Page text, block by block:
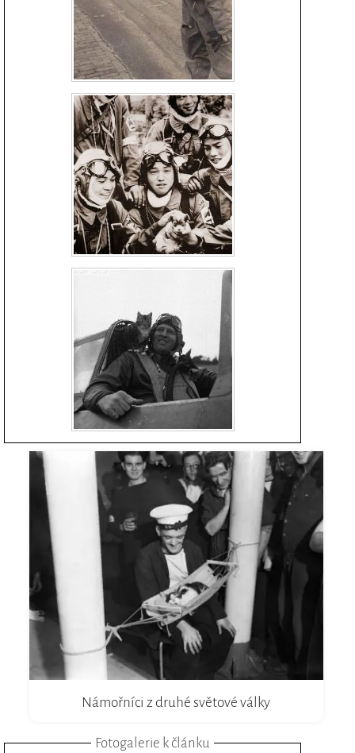
Námořníci z druhé světové války
Fotogalerie k článku